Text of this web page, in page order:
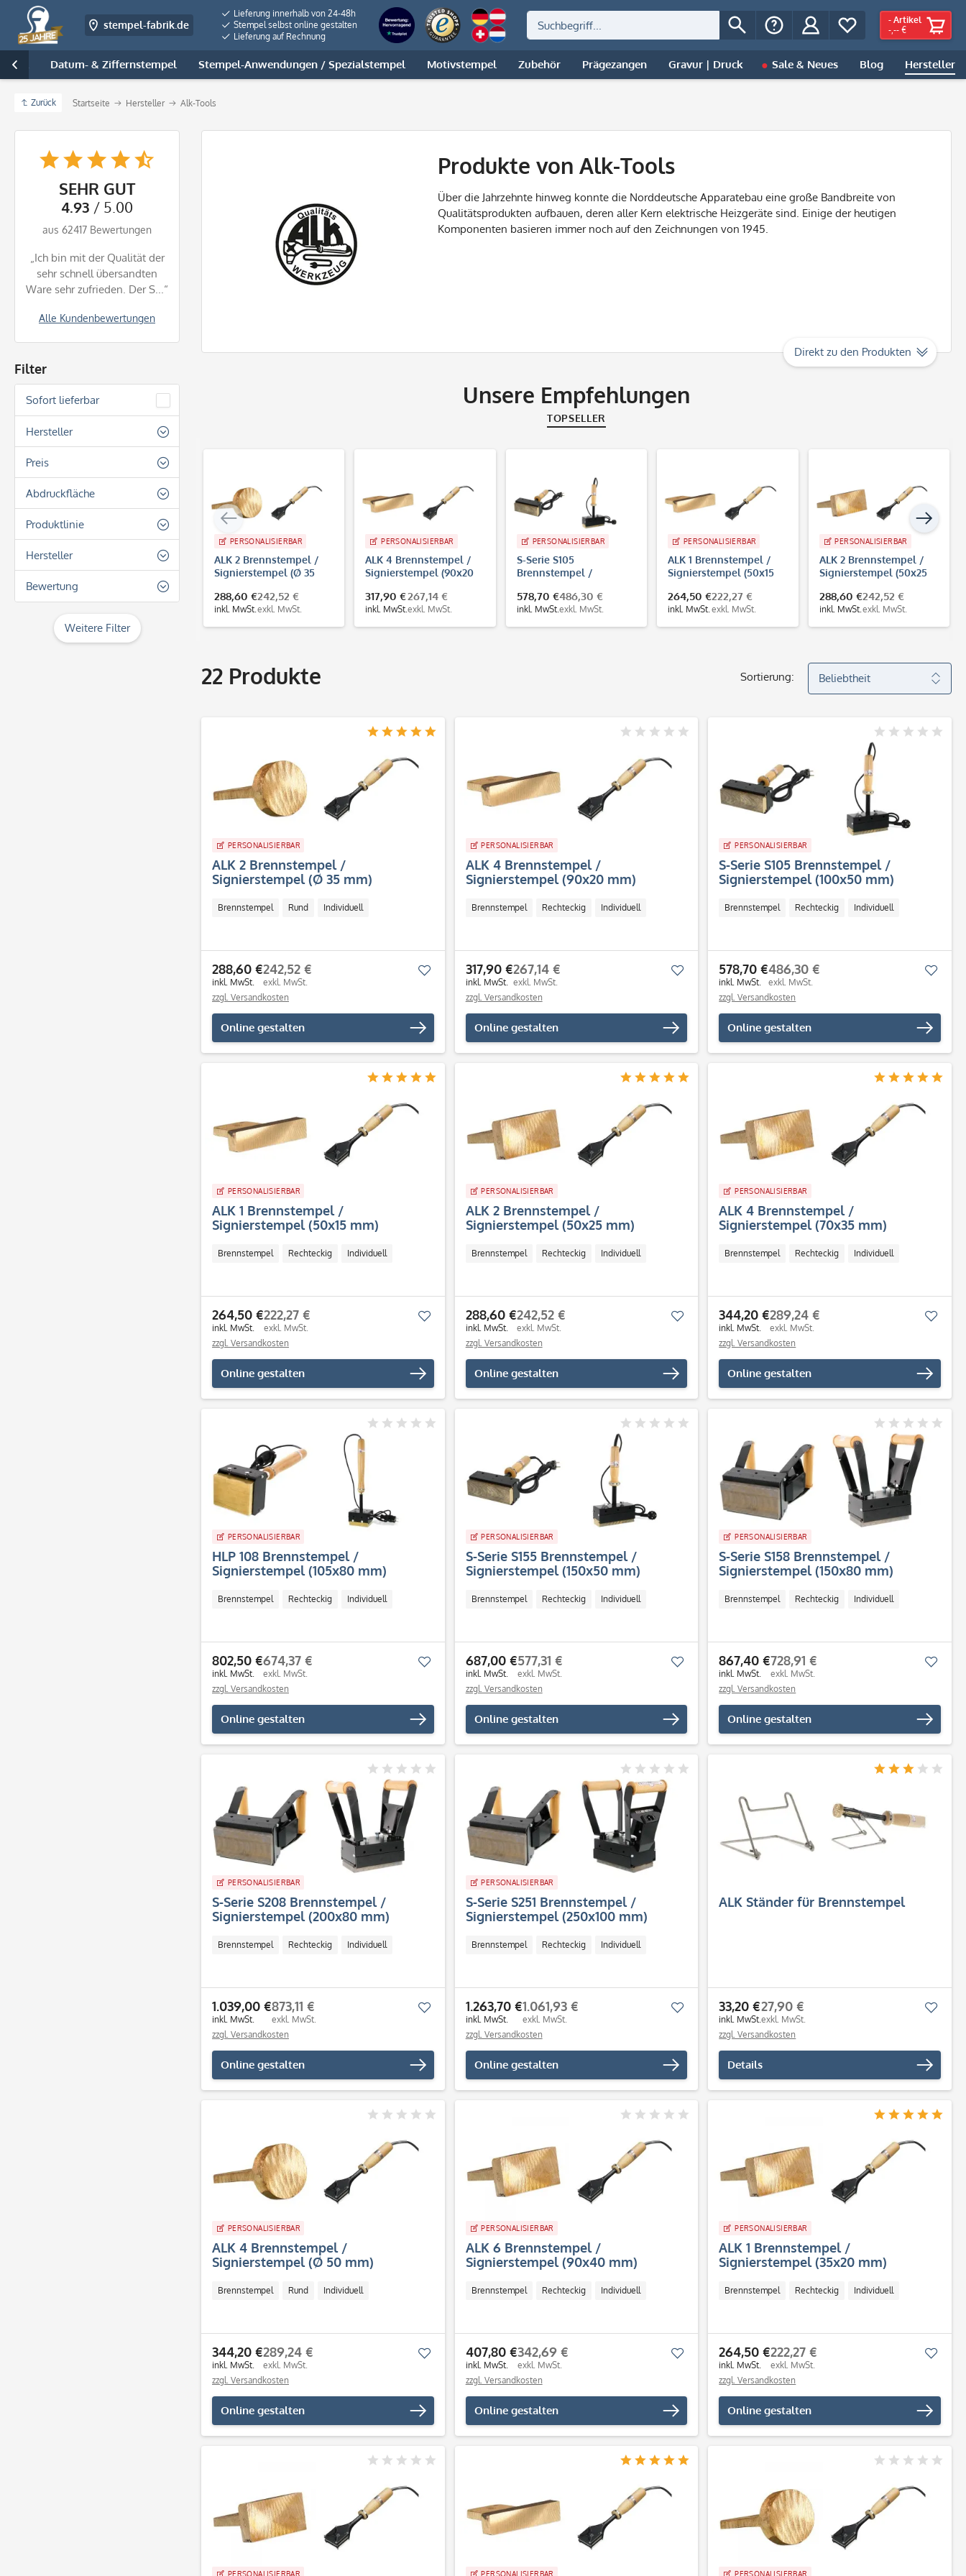
stempel-fabrik.de
Lieferung innerhalb von 24-48h
Stempel selbst online gestalten
Lieferung auf Rechnung
- Artikel
-,-- €
Datum- & Ziffernstempel Stempel-Anwendungen / Spezialstempel Motivstempel Zubehör Prägezangen Gravur | Druck Sale & Neues Blog Hersteller

Zurück Startseite Hersteller Alk-Tools
SEHR GUT
4.93 / 5.00
aus 62417 Bewertungen
Alle Kundenbewertungen
„Ich bin mit der Qualität der
sehr schnell übersandten
Ware sehr zufrieden. Der S...“
Filter
Sofort lieferbar
Hersteller
ALK-tools
Preis
von33,20 €bis1263,70 €
Abdruckfläche
Quadratisch
Rechteckig
Produktlinie
Brennstempel
Signierstempel
Hersteller
ALK
Bewertung
& mehr
Weitere Filter
Produkte von Alk-Tools
Über die Jahrzehnte hinweg konnte die Norddeutsche Apparatebau eine große Bandbreite von
Qualitätsprodukten aufbauen, deren aller Kern elektrische Heizgeräte sind. Einige der heutigen
Komponenten basieren immer noch auf den Zeichnungen von 1945.
Direkt zu den Produkten
Unsere Empfehlungen
TOPSELLER
PERSONALISIERBAR
ALK 2 Brennstempel /
Signierstempel (Ø 35
288,60 €
inkl. MwSt.
242,52 €
exkl. MwSt.
PERSONALISIERBAR
ALK 4 Brennstempel /
Signierstempel (90x20
317,90 €
inkl. MwSt.
267,14 €
exkl. MwSt.
PERSONALISIERBAR
S-Serie S105
Brennstempel /
mm)
578,70 €
inkl. MwSt.
486,30 €
exkl. MwSt.
PERSONALISIERBAR
ALK 1 Brennstempel /
Signierstempel (50x15
264,50 €
inkl. MwSt.
222,27 €
exkl. MwSt.
PERSONALISIERBAR
ALK 2 Brennstempel /
Signierstempel (50x25
288,60 €
inkl. MwSt.
242,52 €
exkl. MwSt.
22 Produkte Sortierung:
PERSONALISIERBAR
ALK 2 Brennstempel /
Signierstempel (Ø 35 mm)
Brennstempel Rund Individuell
288,60 €
inkl. MwSt.
242,52 €
exkl. MwSt.
zzgl. Versandkosten
Online gestalten
Merken
PERSONALISIERBAR
ALK 4 Brennstempel /
Signierstempel (90x20 mm)
Brennstempel Rechteckig Individuell
317,90 €
inkl. MwSt.
267,14 €
exkl. MwSt.
zzgl. Versandkosten
Online gestalten
Merken
PERSONALISIERBAR
S-Serie S105 Brennstempel /
Signierstempel (100x50 mm)
Brennstempel Rechteckig Individuell
578,70 €
inkl. MwSt.
486,30 €
exkl. MwSt.
zzgl. Versandkosten
Online gestalten
PERSONALISIERBAR
ALK 1 Brennstempel /
Signierstempel (50x15 mm)
Brennstempel Rechteckig Individuell
264,50 €
inkl. MwSt.
222,27 €
exkl. MwSt.
zzgl. Versandkosten
Online gestalten
Merken
PERSONALISIERBAR
ALK 2 Brennstempel /
Signierstempel (50x25 mm)
Brennstempel Rechteckig Individuell
288,60 €
inkl. MwSt.
242,52 €
exkl. MwSt.
zzgl. Versandkosten
Online gestalten
Merken
PERSONALISIERBAR
ALK 4 Brennstempel /
Signierstempel (70x35 mm)
Brennstempel Rechteckig Individuell
344,20 €
inkl. MwSt.
289,24 €
exkl. MwSt.
zzgl. Versandkosten
Online gestalten
PERSONALISIERBAR
HLP 108 Brennstempel /
Signierstempel (105x80 mm)
Brennstempel Rechteckig Individuell
802,50 €
inkl. MwSt.
674,37 €
exkl. MwSt.
zzgl. Versandkosten
Online gestalten
Merken
PERSONALISIERBAR
S-Serie S155 Brennstempel /
Signierstempel (150x50 mm)
Brennstempel Rechteckig Individuell
687,00 €
inkl. MwSt.
577,31 €
exkl. MwSt.
zzgl. Versandkosten
Online gestalten
Merken
PERSONALISIERBAR
S-Serie S158 Brennstempel /
Signierstempel (150x80 mm)
Brennstempel Rechteckig Individuell
867,40 €
inkl. MwSt.
728,91 €
exkl. MwSt.
zzgl. Versandkosten
Online gestalten
PERSONALISIERBAR
S-Serie S208 Brennstempel /
Signierstempel (200x80 mm)
Brennstempel Rechteckig Individuell
1.039,00 €
inkl. MwSt.
873,11 €
exkl. MwSt.
zzgl. Versandkosten
Online gestalten
Merken
PERSONALISIERBAR
S-Serie S251 Brennstempel /
Signierstempel (250x100 mm)
Brennstempel Rechteckig Individuell
1.263,70 €
inkl. MwSt.
1.061,93 €
exkl. MwSt.
zzgl. Versandkosten
Online gestalten
Merken
ALK Ständer für Brennstempel
33,20 €
inkl. MwSt.
27,90 €
exkl. MwSt.
zzgl. Versandkosten
Details
PERSONALISIERBAR
ALK 4 Brennstempel /
Signierstempel (Ø 50 mm)
Brennstempel Rund Individuell
344,20 €
inkl. MwSt.
289,24 €
exkl. MwSt.
zzgl. Versandkosten
Online gestalten
Merken
PERSONALISIERBAR
ALK 6 Brennstempel /
Signierstempel (90x40 mm)
Brennstempel Rechteckig Individuell
407,80 €
inkl. MwSt.
342,69 €
exkl. MwSt.
zzgl. Versandkosten
Online gestalten
Merken
PERSONALISIERBAR
ALK 1 Brennstempel /
Signierstempel (35x20 mm)
Brennstempel Rechteckig Individuell
264,50 €
inkl. MwSt.
222,27 €
exkl. MwSt.
zzgl. Versandkosten
Online gestalten
PERSONALISIERBAR PERSONALISIERBAR PERSONALISIERBAR